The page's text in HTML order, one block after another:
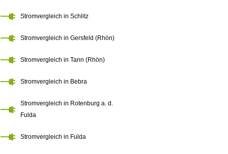
Stromvergleich in Schlitz
Stromvergleich in Gersfeld (Rhön)
Stromvergleich in Tann (Rhön)
Stromvergleich in Bebra
Stromvergleich in Rotenburg a. d.
Fulda
Stromvergleich in Fulda